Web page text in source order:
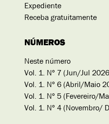
Expediente
Receba gratuitamente
NÚMEROS
Neste número
Vol. 1. Nº 7 (Jun/Jul
Vol. 1. Nº 6 (Abril/Maio
Vol. 1. Nº 5 (Fevereiro/
Vol. 1. Nº 4 (Novembro/